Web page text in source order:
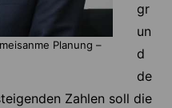
Planung –
gr
un
d
de
Zahlen soll die